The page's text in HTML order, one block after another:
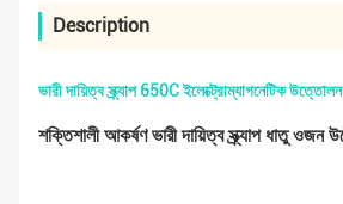
Description
ভারী দায়িত্ব স্ক্র্যাপ 650C ইলেক্ট্রোম্যাগনেটিক
শক্তিশালী আকর্ষণ ভারী দায়িত্ব স্ক্র্যাপ ধাতু ওজন